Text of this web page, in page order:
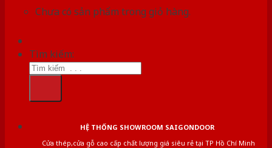
Chưa có sản phẩm trong giỏ hàng.
Tìm kiếm:
HỆ THỐNG SHOWROOM SAIGONDOOR
Cửa thép,cửa gỗ cao cấp chất lượng giá siêu rẻ tại TP Hồ Chí Minh